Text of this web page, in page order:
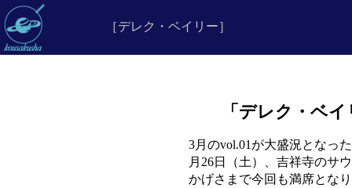
［デレク・ベイリー］
「デレク・ベ
3月のvol.01が大盛況となっ
月26日（土）、吉祥寺のサ
かげさまで今回も満席とな